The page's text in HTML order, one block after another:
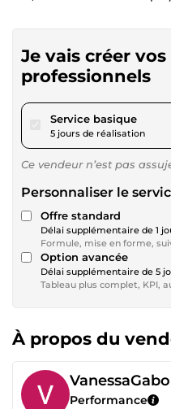
Je vais créer
professionnels
Service basiquepour
5 jours de réalisation
Ce vendeur n’est pas
Personnaliser le
Offre standard
Délai supplémentaire de 1
Formule, mise en forme,
Option avancée
Délai supplémentaire de 5
Tableau plus complet, KPI,
À propos du
Performance